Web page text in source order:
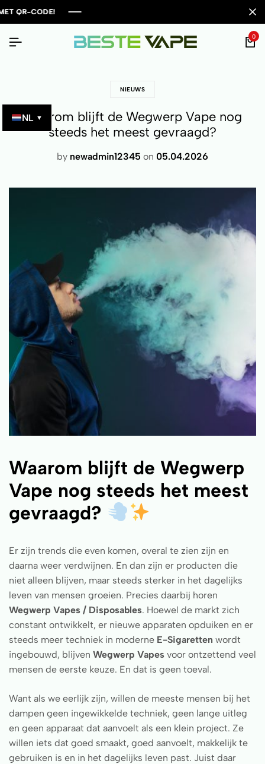
NL ▼
0
NIEUWS
Waarom blijft de Wegwerp Vape nog
steeds het meest gevraagd?
by newadmin12345 on 05.04.2026
Waarom blijft de Wegwerp
Vape nog steeds het meest
gevraagd?
Er zijn trends die even komen, overal te zien zijn en
daarna weer verdwijnen. En dan zijn er producten die
niet alleen blijven, maar steeds sterker in het dagelijks
leven van mensen groeien. Precies daarbij horen
Wegwerp Vapes / Disposables. Hoewel de markt zich
constant ontwikkelt, er nieuwe apparaten opduiken en er
steeds meer techniek in moderne E-Sigaretten wordt
ingebouwd, blijven Wegwerp Vapes voor ontzettend veel
mensen de eerste keuze. En dat is geen toeval.
Want als we eerlijk zijn, willen de meeste mensen bij het
dampen geen ingewikkelde techniek, geen lange uitleg
en geen apparaat dat aanvoelt als een klein project. Ze
willen iets dat goed smaakt, goed aanvoelt, makkelijk te
gebruiken is en in het dagelijks leven past. Juist daar